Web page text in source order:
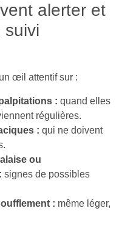
alerter et
suivi
œil attentif sur :
: quand elles
régulières.
: qui ne doivent
ou
signes de possibles
: même léger,